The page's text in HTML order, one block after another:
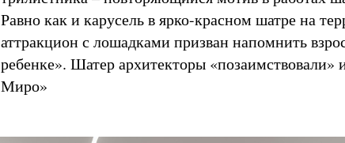
Равно как и карусель в ярко-красном шатре на
аттракцион с лошадками призван напомнить
ребенке». Шатер архитекторы
Миро»